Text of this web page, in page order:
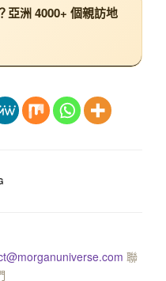
亞洲 4000+ 個親訪地
聯